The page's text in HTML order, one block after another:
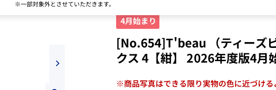
※一部対象外とさせていただきます。
4月始まり
[No.654]T'beau （ティーズ
クス 4【紺】 2026年度版4月
※商品写真はできる限り実物の色に近づけ